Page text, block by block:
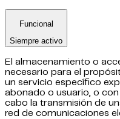
Funcional
Siempre activo
El almacenamiento o
necesario para el
un servicio específico
abonado o usuario, o
cabo la transmisión de
red de comunicaciones